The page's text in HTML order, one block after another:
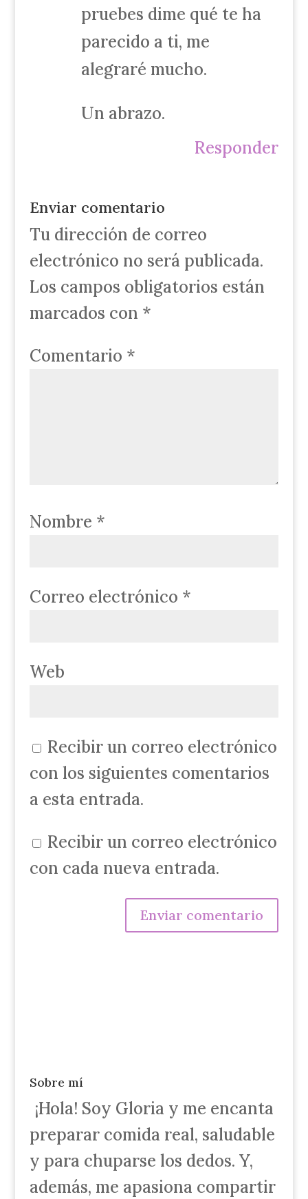
pruebes dime qué te ha
parecido a ti, me
alegraré mucho.
Un abrazo.
Responder
Enviar comentario
Tu dirección de correo
electrónico no será publicada.
Los campos obligatorios están
marcados con *
Comentario *
Nombre *
Correo electrónico *
Web
Recibir un correo electrónico
con los siguientes comentarios
a esta entrada.
Recibir un correo electrónico
con cada nueva entrada.
Sobre mí
¡Hola! Soy Gloria y me encanta
preparar comida real, saludable
y para chuparse los dedos. Y,
además, me apasiona compartir